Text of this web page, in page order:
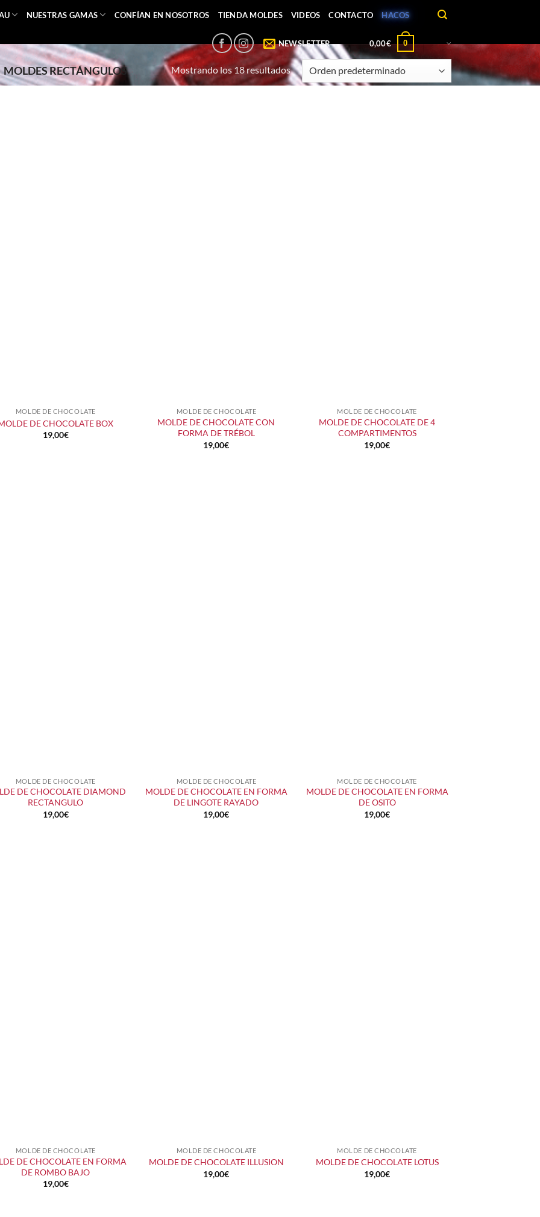
NUESTRAS GAMAS CONFÍAN EN NOSOTROS TIENDA MOLDES VIDEOS CONTACTO HACOS
NEWSLETTER 0,00€ 0
MOLDES RECTÁNGULOS Mostrando los 18 resultados
+
MOLDE DE CHOCOLATE
DE CHOCOLATE BOX
19,00€
+
MOLDE DE CHOCOLATE
MOLDE DE CHOCOLATE CON
FORMA DE TRÉBOL
19,00€
+
MOLDE DE CHOCOLATE
MOLDE DE CHOCOLATE DE 4
COMPARTIMENTOS
19,00€
+
MOLDE DE CHOCOLATE
DE CHOCOLATE DIAMOND
RECTANGULO
19,00€
+
MOLDE DE CHOCOLATE
MOLDE DE CHOCOLATE EN FORMA
DE LINGOTE RAYADO
19,00€
+
MOLDE DE CHOCOLATE
MOLDE DE CHOCOLATE EN FORMA
DE OSITO
19,00€
+
MOLDE DE CHOCOLATE
DE CHOCOLATE EN FORMA
DE ROMBO BAJO
19,00€
+
MOLDE DE CHOCOLATE
MOLDE DE CHOCOLATE ILLUSION
19,00€
+
MOLDE DE CHOCOLATE
MOLDE DE CHOCOLATE LOTUS
19,00€